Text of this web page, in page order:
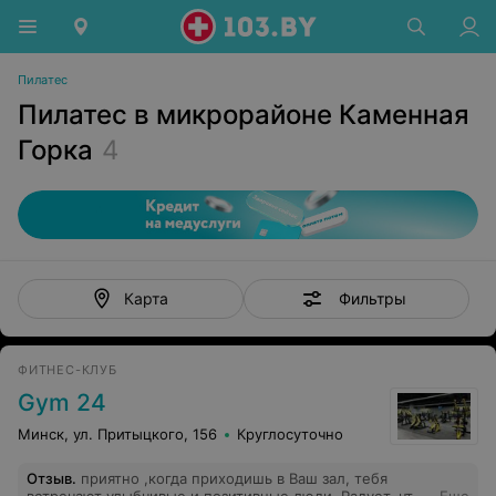
Пилатес
Пилатес в микрорайоне Каменная
Горка 4
Карта Фильтры
ФИТНЕС-КЛУБ
Gym 24
Минск, ул. Притыцкого, 156 Круглосуточно
Отзыв. приятно ,когда приходишь в Ваш зал, тебя